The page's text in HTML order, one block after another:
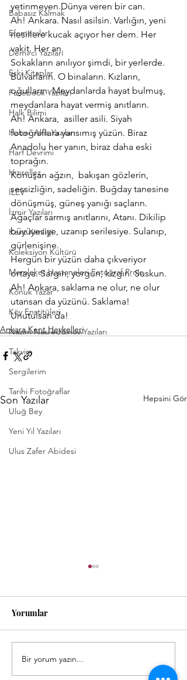
Babasız Kalmak
Efemeralar
Demirci Yazıları
Eski Kitaplar
Facebook Yazıları
Halk Bilimi
Haber Akis Yazıları
Harf Devrimi
Hızırellez
İLEV
İzmir Yazıları
Kent Kimliği
Koleksiyon Kültürü
Memleket Hastaneleri Fotoğraf Proje
Konuk Yazar
Köy Enstitüleri
Nazim Nasreddinov Yazıları
Takvim
Sergilerim
Tarihi Fotoğraflar
Uluğ Bey
Yeni Yıl Yazıları
Ulus Zafer Abidesi
yetinmeyen.Dünya veren bir can.
Ah! Ankara. Nasıl asilsin. Varlığın, yeni
nesillere kucak açıyor her dem. Her
vakit. Her an.
Sokakların anılıyor şimdi, bir yerlerde.
Bulvarların. O binaların. Kızların,
oğulların. Meydanlarda hayat bulmuş,
meydanlara hayat vermiş anıtların.
Ah! Ankara,  asiller asili. Siyah
fotoğraflara yansımış yüzün. Biraz
Anadolu her yanın, biraz daha eski
toprağın.
Konuşan ağzın,  bakışan gözlerin,
sessizliğin, sadeliğin. Buğday tanesine
dönüşmüş, güneş yanığı saçların.
Ağaçlar sarmış anıtlarını, Atanı. Dikilip
büyüyesiye, uzanıp serilesiye. Sulanıp,
gürlenişine.
Hergün bir yüzün daha çıkveriyor
ortaya. Sargın, yorgun, kızgın. Suskun.
Ah! Ankara, saklama ne olur, ne olur
utansan da yüzünü. Saklama!
Unutulsan da!
Ankara Kent Heykelleri
Son Yazılar Hepsini Gör
Atatürk Anıtlarının
Yanında İşporta Pazarları
Yorumlar
Bir yorum yazın...